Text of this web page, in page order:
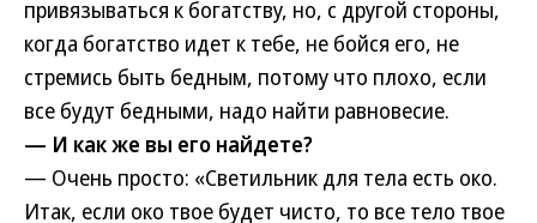
привязываться к богатству, но, с другой стороны,
когда богатство идет к тебе, не бойся его, не
стремись быть бедным, потому что плохо, если
все будут бедными, надо найти равновесие.
— И как же вы его найдете?
— Очень просто: «Светильник для тела есть око.
Итак, если око твое будет чисто, то все тело твое